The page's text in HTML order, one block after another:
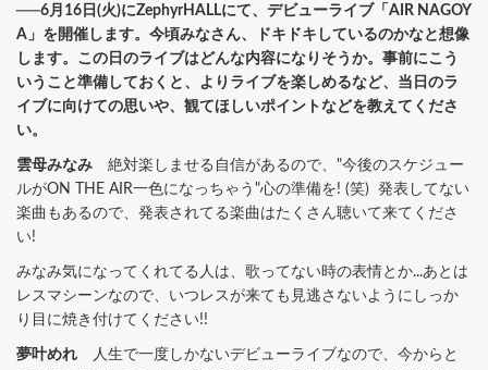
──6月16日(火)にZephyrHALLにて、デビューライブ「AIR NAGOY
A」を開催します。今頃みなさん、ドキドキしているのかなと想像
します。この日のライブはどんな内容になりそうか。事前にこう
いうこと準備しておくと、よりライブを楽しめるなど、当日のラ
イブに向けての思いや、観てほしいポイントなどを教えてくださ
い。
雲母みなみ 絶対楽しませる自信があるので、"今後のスケジュー
ルがON THE AIR一色になっちゃう"心の準備を! (笑) 発表してない
楽曲もあるので、発表されてる楽曲はたくさん聴いて来てくださ
い!
みなみ気になってくれてる人は、歌ってない時の表情とか...あとは
レスマシーンなので、いつレスが来ても見逃さないようにしっか
り目に焼き付けてください!!
夢叶めれ
人生で一度しかないデビューライブなので、今からと